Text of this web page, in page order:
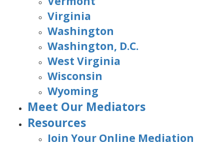
Virginia
Washington
Washington, D.C.
West Virginia
Wisconsin
Wyoming
Meet Our Mediators
Resources
Join Your Online Mediation